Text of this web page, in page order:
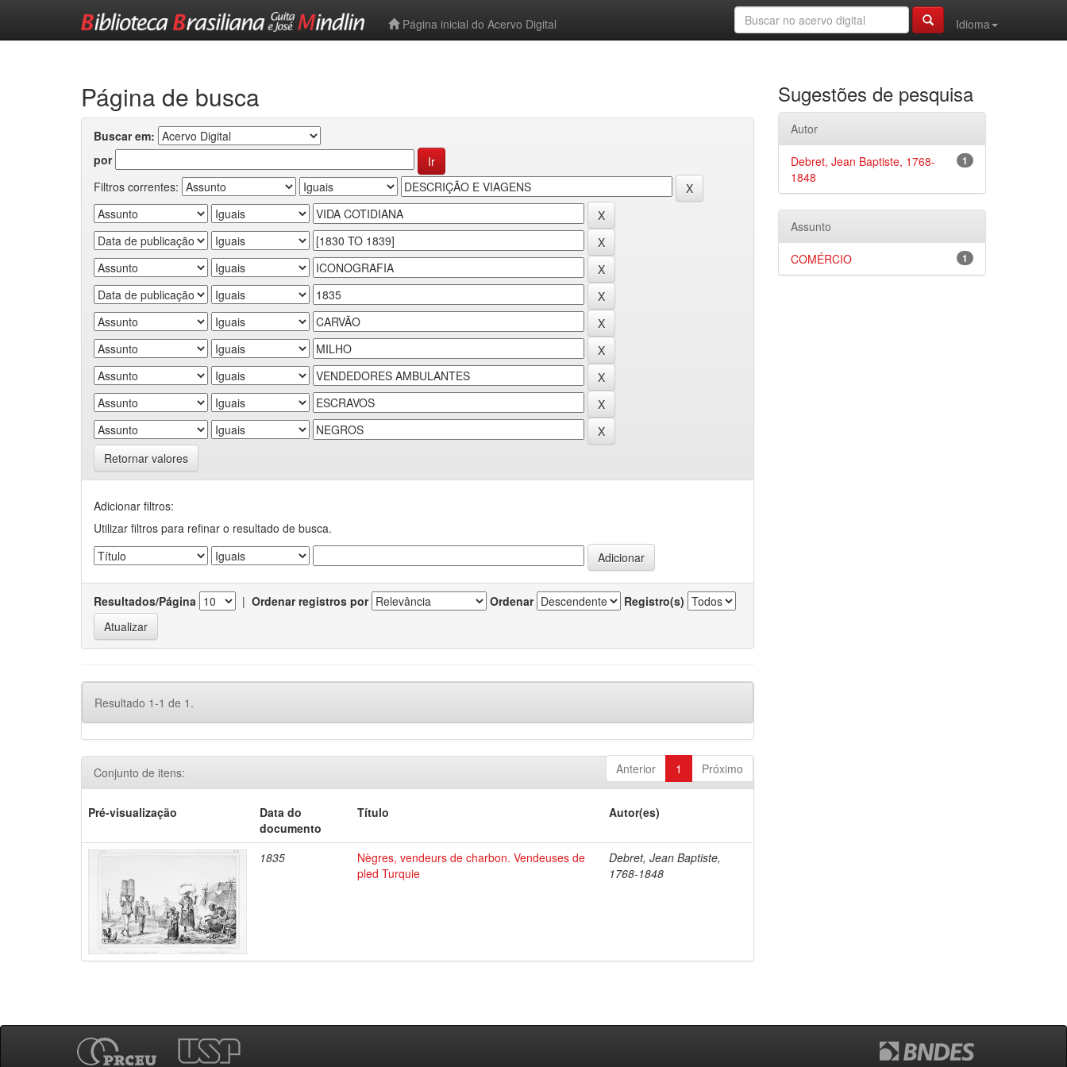
Página inicial do Acervo Digital
Idioma
Página de busca
Buscar em:
por
Filtros correntes:
Retornar valores
Adicionar filtros:
Utilizar filtros para refinar o resultado de busca.
Resultados/Página | Ordenar registros por Ordenar Registro(s)
Resultado 1-1 de 1.
Anterior 1 Próximo
Conjunto de itens:
Pré-visualização
Data do
documento
Título Autor(es)
1835
Nègres, vendeurs de charbon. Vendeuses de
pled Turquie
Debret, Jean Baptiste,
1768-1848
Sugestões de pesquisa
Autor
1
Debret, Jean Baptiste, 1768-
1848
Assunto
1
COMÉRCIO